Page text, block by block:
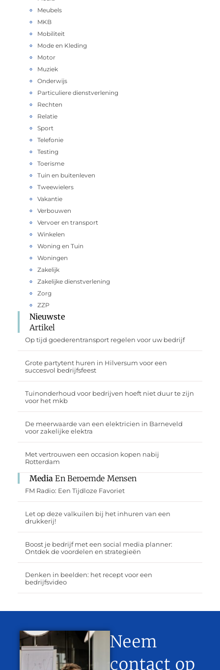
Meubels
MKB
Mobiliteit
Mode en Kleding
Motor
Muziek
Onderwijs
Particuliere dienstverlening
Rechten
Relatie
Sport
Telefonie
Testing
Toerisme
Tuin en buitenleven
Tweewielers
Vakantie
Verbouwen
Vervoer en transport
Winkelen
Woning en Tuin
Woningen
Zakelijk
Zakelijke dienstverlening
Zorg
ZZP
Nieuwste
Artikel
Op tijd goederentransport regelen voor uw bedrijf
Grote partytent huren in Hilversum voor een
succesvol bedrijfsfeest
Tuinonderhoud voor bedrijven hoeft niet duur te zijn
voor het mkb
De meerwaarde van een elektricien in Barneveld
voor zakelijke elektra
Met vertrouwen een occasion kopen nabij
Rotterdam
Media En Beroemde Mensen
FM Radio: Een Tijdloze Favoriet
Let op deze valkuilen bij het inhuren van een
drukkerij!
Boost je bedrijf met een social media planner:
Ontdek de voordelen en strategieën
Denken in beelden: het recept voor een
bedrijfsvideo
Neem
contact op